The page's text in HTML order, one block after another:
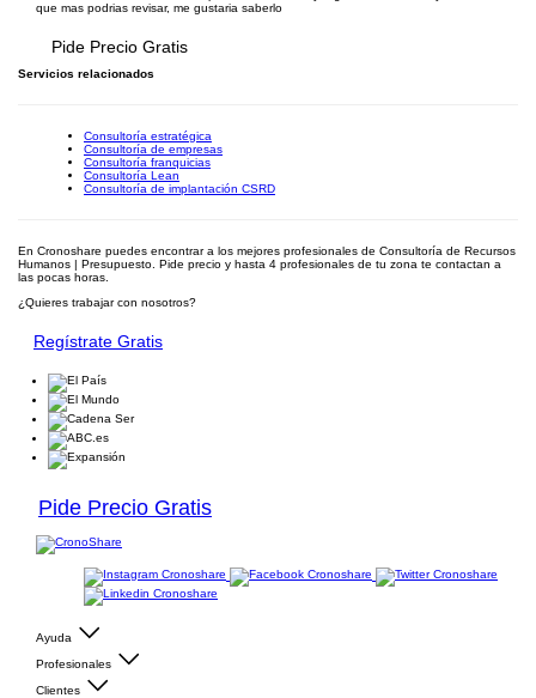
que mas podrias revisar, me gustaria saberlo
Pide Precio Gratis
Servicios relacionados
Consultoría estratégica
Consultoría de empresas
Consultoría franquicias
Consultoría Lean
Consultoría de implantación CSRD
En Cronoshare puedes encontrar a los mejores profesionales de Consultoría de Recursos
Humanos | Presupuesto. Pide precio y hasta 4 profesionales de tu zona te contactan a
las pocas horas.
¿Quieres trabajar con nosotros?
Regístrate Gratis
Pide Precio Gratis
Ayuda
Profesionales
Clientes